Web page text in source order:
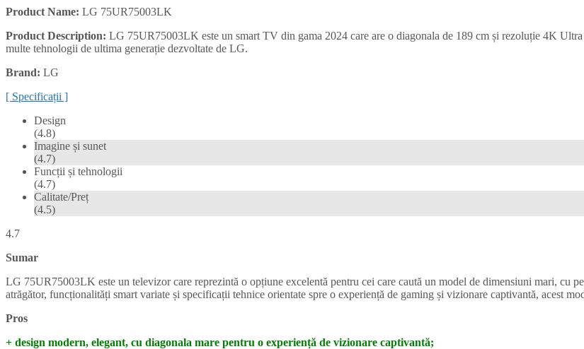
Product Name: LG 75UR75003LK
Product Description: LG 75UR75003LK este un smart TV din gama 2024 care are o diagonala de 189 cm și rezoluție 4K
multe tehnologii de ultima generație dezvoltate de LG.
Brand: LG
[ Specificații ]
Design
(4.8)
Imagine și sunet
(4.7)
Funcții și tehnologii
(4.7)
Calitate/Preț
(4.5)
4.7
Sumar
LG 75UR75003LK este un televizor care reprezintă o opțiune excelentă pentru cei care caută un model de dimensiuni mari, cu
atrăgător, funcționalități smart variate și specificații tehnice orientate spre o experiență de gaming și vizionare captivantă, acest
Pros
+ design modern, elegant, cu diagonala mare pentru o experiență de vizionare captivantă;